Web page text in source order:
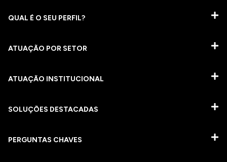
QUAL É O SEU PERFIL?
ATUAÇÃO POR SETOR
ATUAÇÃO INSTITUCIONAL
SOLUÇÕES DESTACADAS
PERGUNTAS CHAVES​